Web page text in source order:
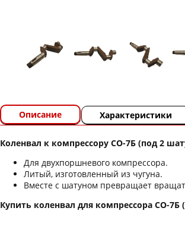
Описание Характеристики
Коленвал к компрессору СО-7Б (под 2
Для двухпоршневого компрессора.
Литый, изготовленный из чугуна.
Вместе с шатуном превращает
Купить коленвал для компрессора СО-7Б